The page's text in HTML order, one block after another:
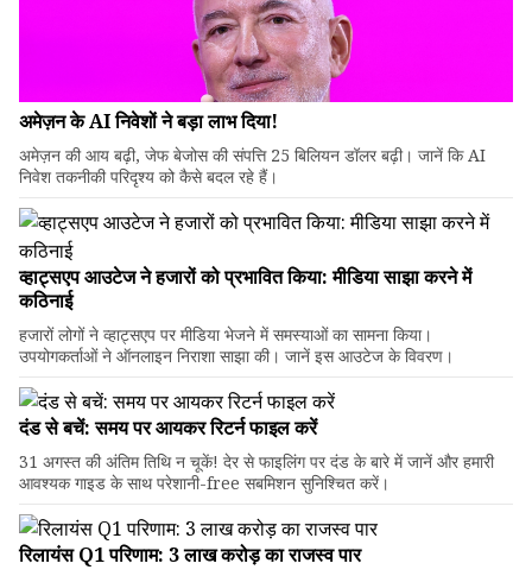
अमेज़न के AI निवेशों ने बड़ा लाभ दिया!
अमेज़न की आय बढ़ी, जेफ बेजोस की संपत्ति 25 बिलियन डॉलर बढ़ी। जानें कि AI
निवेश तकनीकी परिदृश्य को कैसे बदल रहे हैं।
व्हाट्सएप आउटेज ने हजारों को प्रभावित किया: मीडिया साझा करने में
कठिनाई
हजारों लोगों ने व्हाट्सएप पर मीडिया भेजने में समस्याओं का सामना किया।
उपयोगकर्ताओं ने ऑनलाइन निराशा साझा की। जानें इस आउटेज के विवरण।
दंड से बचें: समय पर आयकर रिटर्न फाइल करें
31 अगस्त की अंतिम तिथि न चूकें! देर से फाइलिंग पर दंड के बारे में जानें और हमारी
आवश्यक गाइड के साथ परेशानी-free सबमिशन सुनिश्चित करें।
रिलायंस Q1 परिणाम: ₹3 लाख करोड़ का राजस्व पार